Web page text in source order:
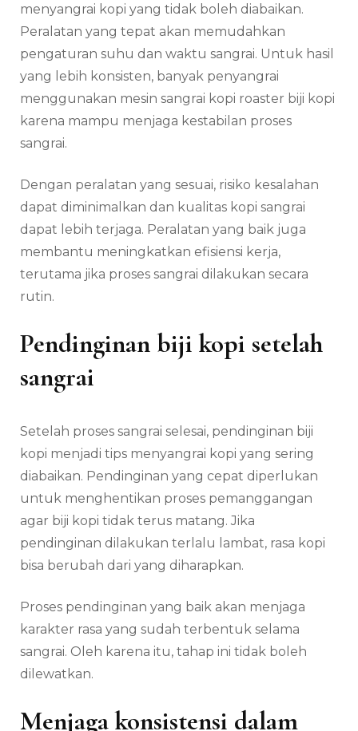
menyangrai kopi yang tidak boleh diabaikan.
Peralatan yang tepat akan memudahkan
pengaturan suhu dan waktu sangrai. Untuk hasil
yang lebih konsisten, banyak penyangrai
menggunakan mesin sangrai kopi roaster biji kopi
karena mampu menjaga kestabilan proses
sangrai.
Dengan peralatan yang sesuai, risiko kesalahan
dapat diminimalkan dan kualitas kopi sangrai
dapat lebih terjaga. Peralatan yang baik juga
membantu meningkatkan efisiensi kerja,
terutama jika proses sangrai dilakukan secara
rutin.
Pendinginan biji kopi setelah
sangrai
Setelah proses sangrai selesai, pendinginan biji
kopi menjadi tips menyangrai kopi yang sering
diabaikan. Pendinginan yang cepat diperlukan
untuk menghentikan proses pemanggangan
agar biji kopi tidak terus matang. Jika
pendinginan dilakukan terlalu lambat, rasa kopi
bisa berubah dari yang diharapkan.
Proses pendinginan yang baik akan menjaga
karakter rasa yang sudah terbentuk selama
sangrai. Oleh karena itu, tahap ini tidak boleh
dilewatkan.
Menjaga konsistensi dalam